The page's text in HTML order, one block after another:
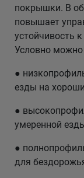
покрышки. В
повышает
устойчивость
Условно
●
езды на
●
умеренной
●
для